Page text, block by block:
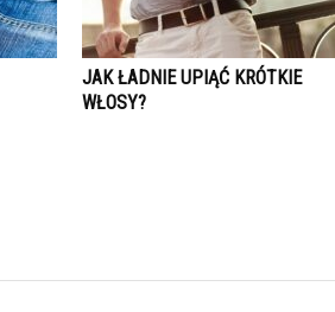
JAK ŁADNIE UPIĄĆ KRÓTKIE
WŁOSY?